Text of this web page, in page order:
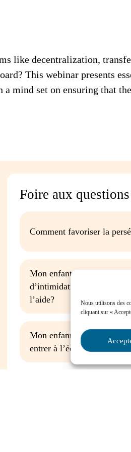
Nous utilisons des
cliquant sur «
like decentralization,
This webinar presents
mind set on ensuring that
Foire aux questions
Comment favoriser la
Mon enfant est impliqué
d’intimidation à l’école,
l’aide?
Mon enfant a des besoins
entrer à l’école, que faire?